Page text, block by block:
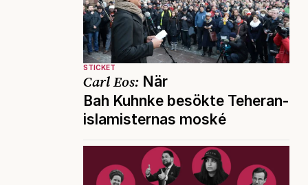
STICKET
Carl Eos: När
Bah Kuhnke besökte Teheran-
islamisternas moské